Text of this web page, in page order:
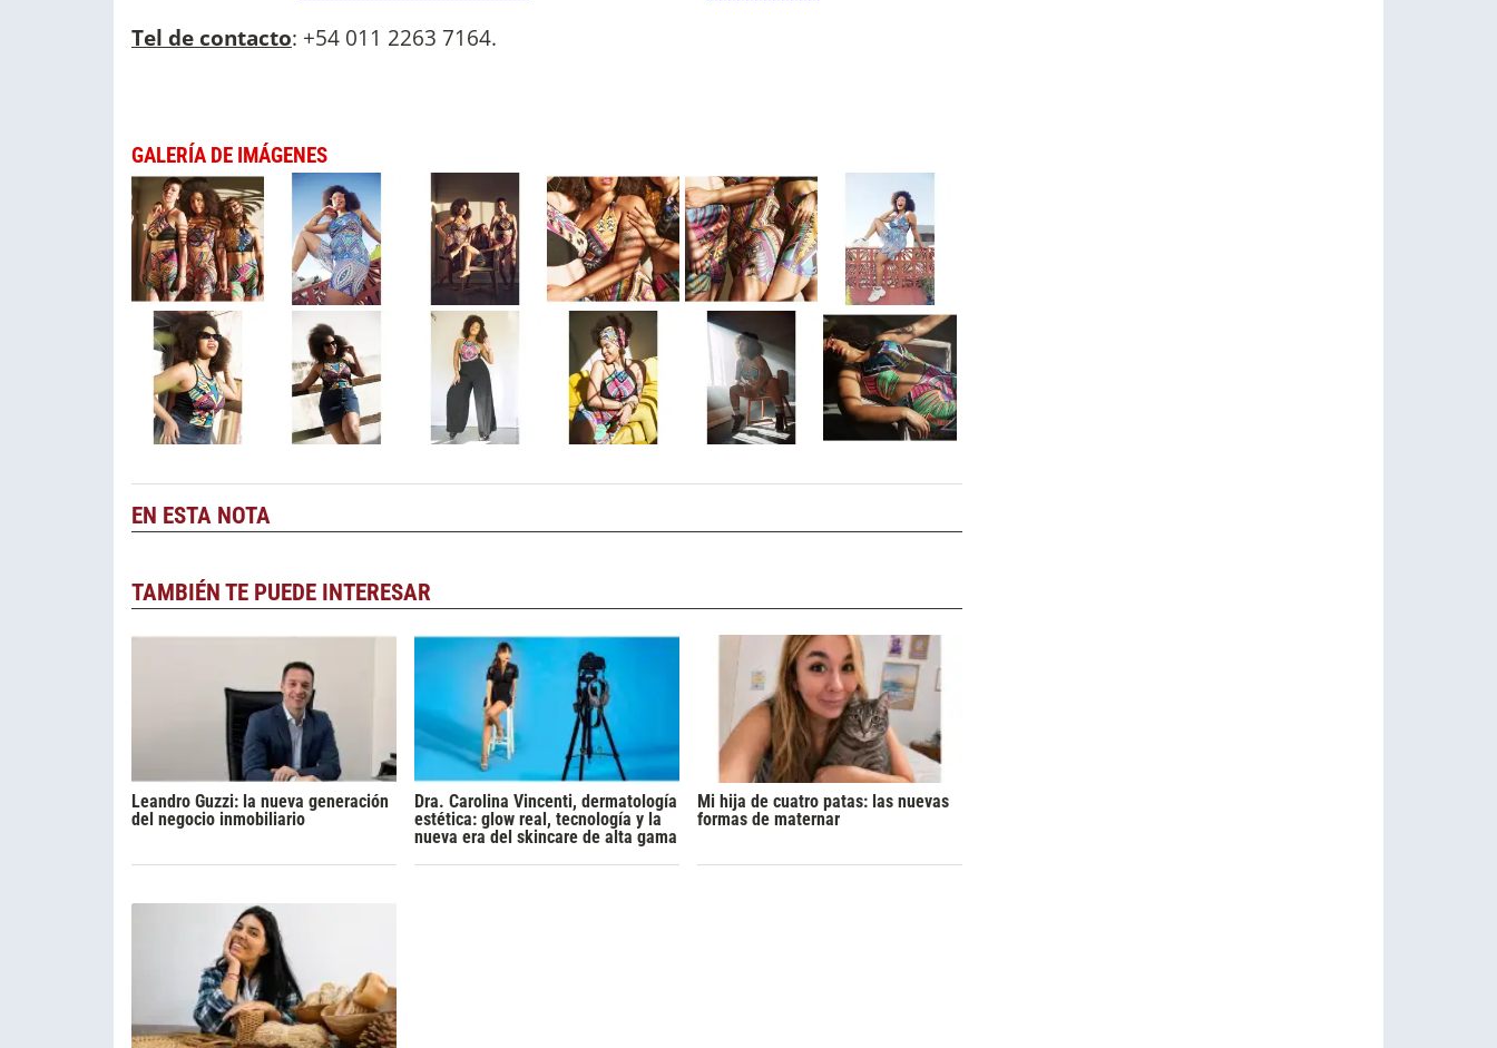
Tel de contacto: +54 011 2263 7164.
GALERÍA DE IMÁGENES
EN ESTA NOTA
TAMBIÉN TE PUEDE INTERESAR
Leandro Guzzi: la nueva generación
del negocio inmobiliario
Dra. Carolina Vincenti, dermatología
estética: glow real, tecnología y la
nueva era del skincare de alta gama
Mi hija de cuatro patas: las nuevas
formas de maternar